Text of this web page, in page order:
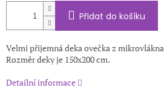
Přidat do košíku
Velmi přijemná deka ovečka z
Rozměr deky je 150x200 cm.
Detailní informace